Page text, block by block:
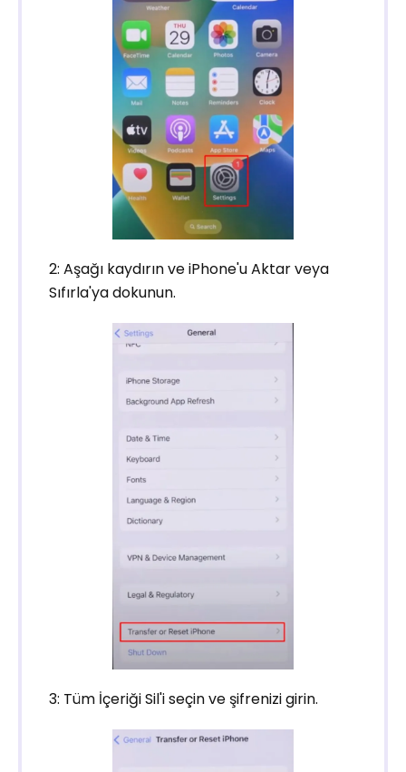
2: Aşağı kaydırın ve iPhone'u Aktar veya
Sıfırla'ya dokunun.
3: Tüm İçeriği Sil'i seçin ve şifrenizi girin.